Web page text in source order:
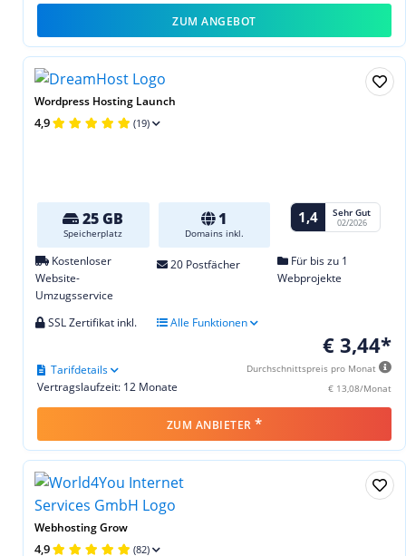
ZUM ANGEBOT
Wordpress Hosting Launch
4,9 (19)
25 GB
Speicherplatz
1
Domains inkl.
1,4 Sehr Gut
02/2026
Kostenloser
Website-
Umzugsservice
20 Postfächer
Für bis zu 1
Webprojekte
SSL Zertifikat inkl. Alle Funktionen
€ 3,44*
Durchschnittspreis pro Monat
€ 13,08/Monat
Vertragslaufzeit: 12 Monate
Tarifdetails
ZUM ANBIETER *
Webhosting Grow
4,9 (82)